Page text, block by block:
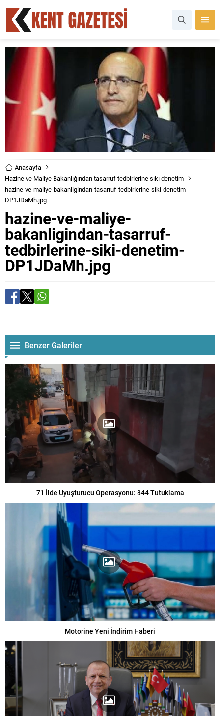
Anasayfa
Hazine ve Maliye Bakanlığından tasarruf tedbirlerine sıkı denetim
hazine-ve-maliye-bakanligindan-tasarruf-tedbirlerine-siki-denetim-
DP1JDaMh.jpg
hazine-ve-maliye-
bakanligindan-tasarruf-
tedbirlerine-siki-denetim-
DP1JDaMh.jpg
Benzer Galeriler
71 İlde Uyuşturucu Operasyonu: 844 Tutuklama
Motorine Yeni İndirim Haberi